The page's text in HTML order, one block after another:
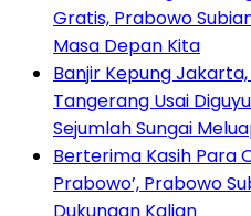
Gratis, Prabowo
Masa Depan Kita
Banjir Kepung
Tangerang Usai
Sejumlah Sungai
Berterima Kasih Para
Prabowo’, Prabowo